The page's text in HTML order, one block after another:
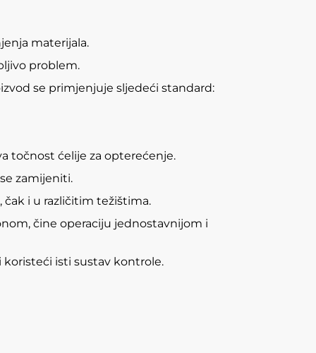
materijala.
problem.
se primjenjuje sljedeći standard:
točnost ćelije za opterećenje.
zamijeniti.
čak i u različitim težištima.
čine operaciju jednostavnijom i
isti sustav kontrole.